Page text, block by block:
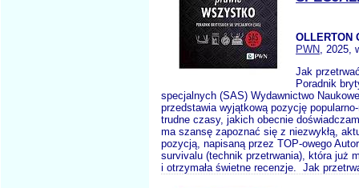
OLLERTON
PWN, 2025,
Jak
Poradnik
specjalnych (SAS) Wydawnictwo
przedstawia wyjątkową pozycję
trudne czasy, jakich obecnie
ma szansę zapoznać się z niezwykłą,
pozycją, napisaną przez TOP-owego
survivalu (technik przetrwania), która już
i otrzymała świetne recenzje. Jak